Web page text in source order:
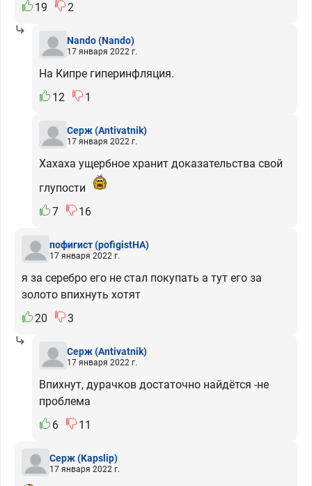
19
2
Nando(Nando)
17 января 2022 г.
На Кипре гиперинфляция.
12
1
Серж(Antivatnik)
17 января 2022 г.
Хахаха ущербное хранит доказательства свой
глупости
7
16
пофигист(pofigistHA)
17 января 2022 г.
я за серебро его не стал покупать а тут его за
золото впихнуть хотят
20
3
Серж(Antivatnik)
17 января 2022 г.
Впихнут, дурачков достаточно найдётся -не
проблема
6
11
Серж(Kapslip)
17 января 2022 г.